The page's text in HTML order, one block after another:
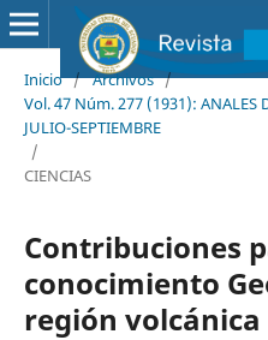
Inicio / Archivos /
Vol. 47 Núm. 277 (1931): ANALES
JULIO-SEPTIEMBRE
/
CIENCIAS
Contribuciones
conocimiento
región volcánica